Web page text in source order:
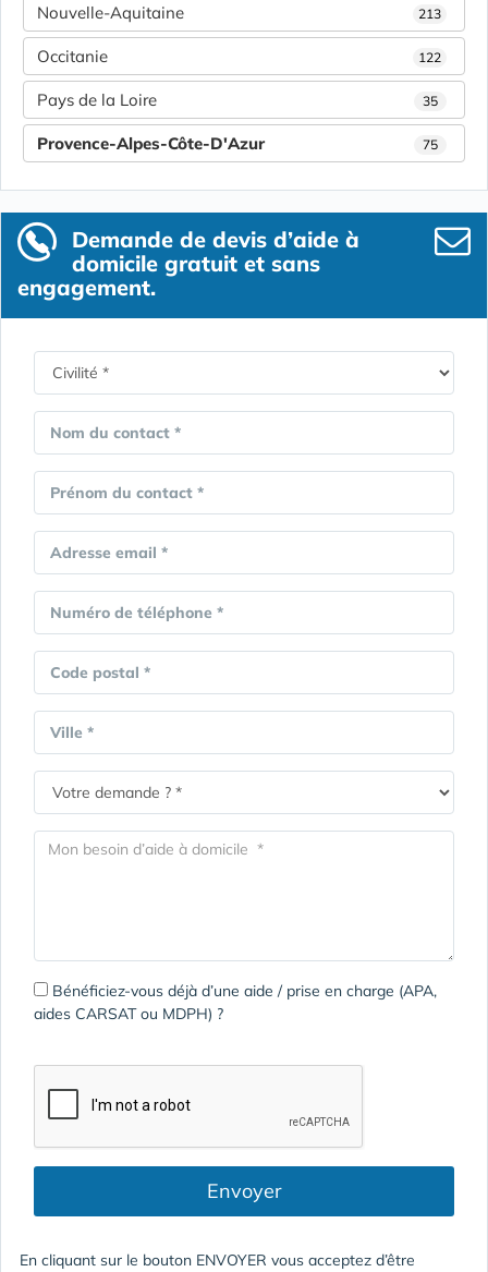
Nouvelle-Aquitaine 213
Occitanie 122
Pays de la Loire 35
Provence-Alpes-Côte-D'Azur 75
Demande de devis d’aide à
domicile gratuit et sans
engagement.
Nom du contact *
Prénom du contact *
Adresse email *
Numéro de téléphone *
Code postal *
Ville *
Bénéficiez-vous déjà d’une aide / prise en charge (APA,
aides CARSAT ou MDPH) ?
Envoyer
En cliquant sur le bouton ENVOYER vous acceptez d’être